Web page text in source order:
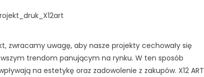
uwagę, aby nasze projekty cechowały się
trendom panującym na rynku. W ten sposób
na estetykę oraz zadowolenie z zakupów. X12 ART